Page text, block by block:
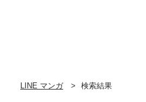
LINE マンガ 検索結果